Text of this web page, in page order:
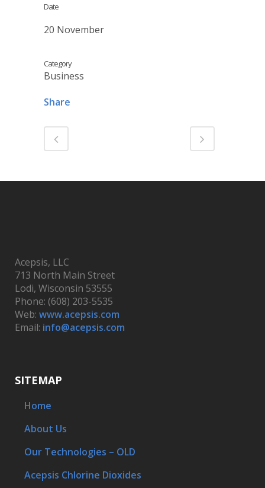
Date
20 November
Category
Business
Share
Acepsis, LLC
713 North Main Street
Lodi, Wisconsin 53555
Phone: (608) 203-5535
Web: www.acepsis.com
Email: info@acepsis.com
SITEMAP
Home
About Us
Our Technologies – OLD
Acepsis Chlorine Dioxides